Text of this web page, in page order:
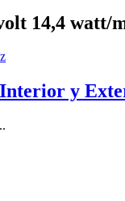
14,4 watt/
y